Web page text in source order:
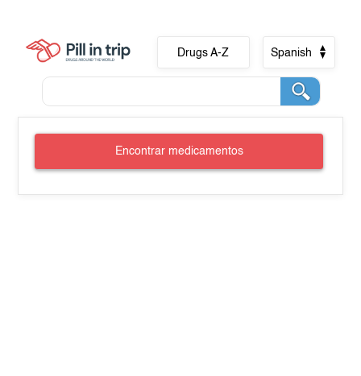
Drugs A-Z Spanish
Encontrar medicamentos